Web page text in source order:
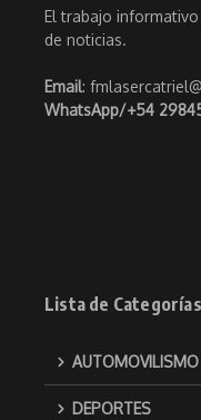
El trabajo
de noticias.
Email:
WhatsApp/+54
Lista de Categorías
AUTOMOVILISMO
DEPORTES